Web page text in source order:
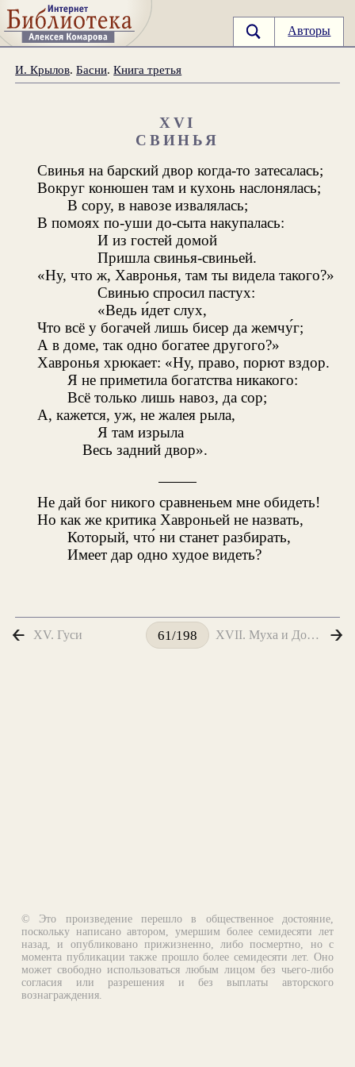
Авторы
И. Крылов.Басни.Книга третья
XVI
СВИНЬЯ
Свинья на барский двор когда-то затесалась;
Вокруг конюшен там и кухонь наслонялась;
В сору, в навозе извалялась;
В помоях по-уши до-сыта накупалась:
И из гостей домой
Пришла свинья-свиньей.
«Ну, что ж, Хавронья, там ты видела такого?»
Свинью спросил пастух:
«Ведь и́дет слух,
Что всё у богачей лишь бисер да жемчу́г;
А в доме, так одно богатее другого?»
Хавронья хрюкает: «Ну, право, порют вздор.
Я не приметила богатства никакого:
Всё только лишь навоз, да сор;
А, кажется, уж, не жалея рыла,
Я там изрыла
Весь задний двор».
Не дай бог никого сравненьем мне обидеть!
Но как же критика Хавроньей не назвать,
Который, что́ ни станет разбирать,
Имеет дар одно худое видеть?
XV. Гуси 61/198 XVII. Муха и Дорожные
© Это произведение перешло в общественное достояние,
поскольку написано автором, умершим более семидесяти лет
назад, и опубликовано прижизненно, либо посмертно, но с
момента публикации также прошло более семидесяти лет. Оно
может свободно использоваться любым лицом без чьего-либо
согласия или разрешения и без выплаты авторского
вознаграждения.